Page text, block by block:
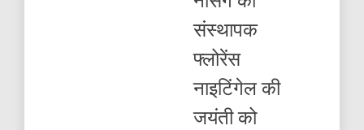
संस्थापक
फ्लोरेंस
नाइटिंगेल की
जयंती को